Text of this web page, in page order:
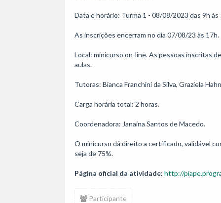
Data e horário: Turma 1 - 08/08/2023 das 9h às
As inscrições encerram no dia 07/08/23 às 17h.
Local: minicurso on-line. As pessoas inscritas
aulas.
Tutoras: Bianca Franchini da Silva, Graziela
Carga horária total: 2 horas.
Coordenadora: Janaína Santos de Macedo.
O minicurso dá direito a certificado, validável
Página oficial da atividade: http://
Participante